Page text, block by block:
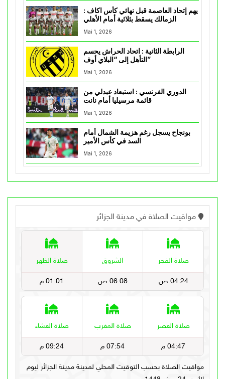
يهم إتحاد العاصمة قبل نهائي كأس اكاف :
Mai 1, 2026
الرابطة الثانية : اتحاد الحراش يحسم
التأهل إلى “البلاي أوف”
Mai 1, 2026
الدوري الفرنسي : استبعاد عبدلي من
قائمة مرسيليا أمام نانت
Mai 1, 2026
بونجاح يسجل رغم هزيمة الشمال أمام
السد في كأس الأمير
Mai 1, 2026